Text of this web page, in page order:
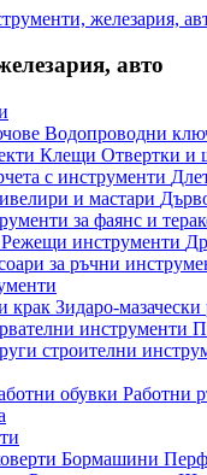
железария,
авто
Водопроводни
Клещи Отвертки и
с инструменти
и мастари
за фаянс и
Режещи инструменти
за ръчни
крак Зидаро-
инструменти
строителни
обувки Работни
Бормашини